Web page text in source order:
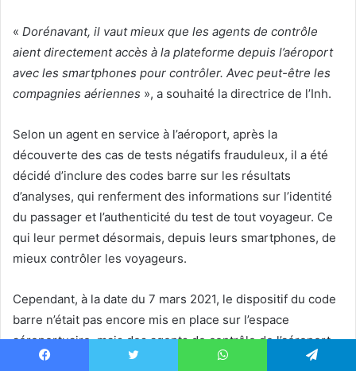
« Dorénavant, il vaut mieux que les agents de contrôle
aient directement accès à la plateforme depuis l’aéroport
avec les smartphones pour contrôler. Avec peut-être les
compagnies aériennes », a souhaité la directrice de l’Inh.
Selon un agent en service à l’aéroport, après la
découverte des cas de tests négatifs frauduleux, il a été
décidé d’inclure des codes barre sur les résultats
d’analyses, qui renferment des informations sur l’identité
du passager et l’authenticité du test de tout voyageur. Ce
qui leur permet désormais, depuis leurs smartphones, de
mieux contrôler les voyageurs.
Cependant, à la date du 7 mars 2021, le dispositif du code
barre n’était pas encore mis en place sur l’espace
aéroportuaire, mais des agents de contrôle de l’aéroport
ont accès à la base de données de l’INH pour s’assurer de